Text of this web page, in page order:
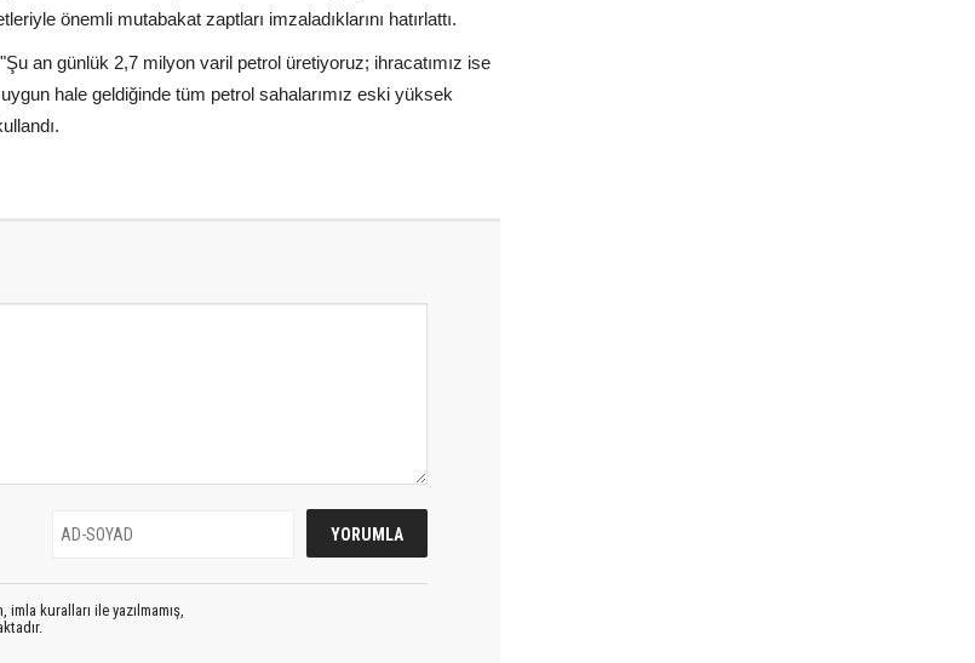
önemli mutabakat zaptları imzaladıklarını hatırlattı.
an günlük 2,7 milyon varil petrol üretiyoruz; ihracatımız ise
hale geldiğinde tüm petrol sahalarımız eski yüksek
kuralları ile yazılmamış,